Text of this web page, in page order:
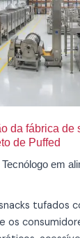
da fábrica de
de Puffed
Tecnólogo em
tufados
os